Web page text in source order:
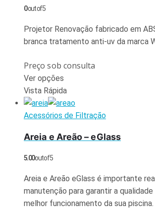
0out of 5
Projetor Renovação fabricado em
branca tratamento anti-uv da marca
Preço sob consulta
Ver opções
Vista Rápida
Acessórios de Filtração
Areia e Areão – eGlass
5.00out of 5
Areia e Areão eGlass é importante
manutenção para garantir a
melhor funcionamento da sua piscina.